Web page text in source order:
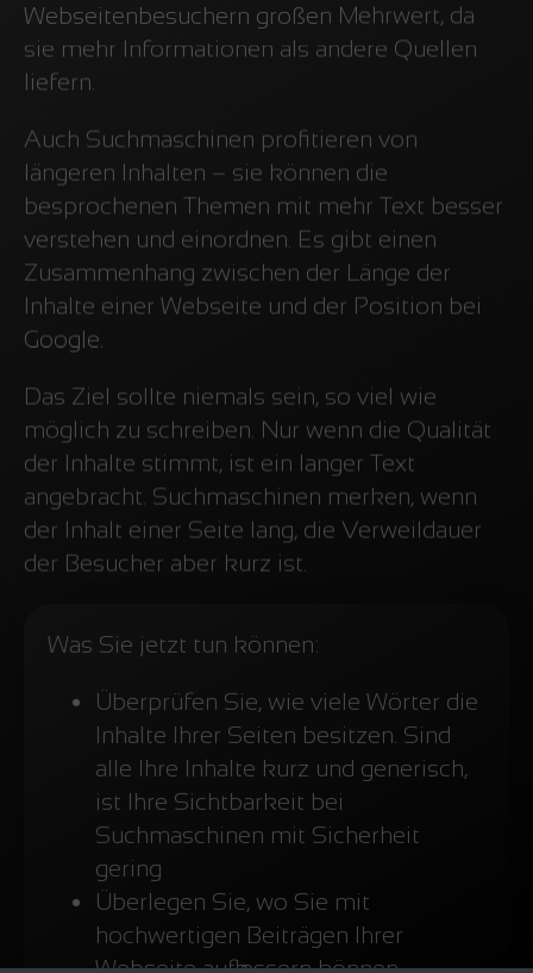
Webseitenbesuchern großen Mehrwert, da
sie mehr Informationen als andere Quellen
liefern.
Auch Suchmaschinen profitieren von
längeren Inhalten – sie können die
besprochenen Themen mit mehr Text besser
verstehen und einordnen. Es gibt einen
Zusammenhang zwischen der Länge der
Inhalte einer Webseite und der Position bei
Google.
Das Ziel sollte niemals sein, so viel wie
möglich zu schreiben. Nur wenn die Qualität
der Inhalte stimmt, ist ein langer Text
angebracht. Suchmaschinen merken, wenn
der Inhalt einer Seite lang, die Verweildauer
der Besucher aber kurz ist.
Was Sie jetzt tun können:
Überprüfen Sie, wie viele Wörter die
Inhalte Ihrer Seiten besitzen. Sind
alle Ihre Inhalte kurz und generisch,
ist Ihre Sichtbarkeit bei
Suchmaschinen mit Sicherheit
gering
Überlegen Sie, wo Sie mit
hochwertigen Beiträgen Ihrer
Webseite aufbessern können